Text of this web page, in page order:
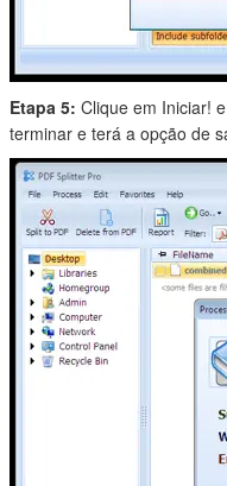
Etapa 5: Clique em Iniciar!
terminar e terá a opção de